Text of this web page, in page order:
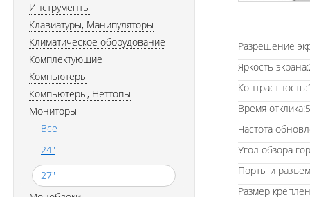
Разрешение
Яркость
Время
Частота
Угол обзора
Порты и
Размер
Инструменты
Клавиатуры, Манипуляторы
Климатическое оборудование
Комплектующие
Компьютеры
Компьютеры, Неттопы
Мониторы
Все
24"
27"